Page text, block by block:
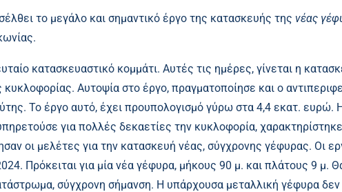
το μεγάλο και σημαντικό έργο της κατασκευής της νέας
κατασκευαστικό κομμάτι. Αυτές τις ημέρες, γίνεται η
Αυτοψία στο έργο, πραγματοποίησε και ο
Το έργο αυτό, έχει προυπολογισμό γύρω στα 4,4 εκατ. ευρώ.
για πολλές δεκαετίες την κυκλοφορία,
οι μελέτες για την κατασκευή νέας, σύγχρονης γέφυρας. Οι
Πρόκειται για μία νέα γέφυρα, μήκους 90 μ. και πλάτους 9 μ.
σύγχρονη σήμανση. Η υπάρχουσα μεταλλική γέφυρα